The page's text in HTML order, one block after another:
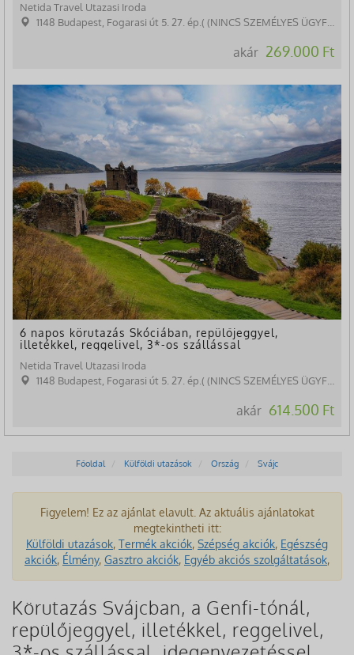
Netida Travel Utazasi Iroda
1148 Budapest, Fogarasi út 5. 27. ép.( (NINCS SZEMÉLYES ÜGYFÉLFOGADÁS)
akár 269.000 Ft
6 napos körutazás Skóciában, repülőjeggyel,
illetékkel, reggelivel, 3*-os szállással
Netida Travel Utazasi Iroda
1148 Budapest, Fogarasi út 5. 27. ép.( (NINCS SZEMÉLYES ÜGYFÉLFOGADÁS)
akár 614.500 Ft
Főoldal Külföldi utazások Ország Svájc
Figyelem! Ez az ajánlat elavult. Az aktuális ajánlatokat
megtekintheti itt:
Külföldi utazások, Termék akciók, Szépség akciók, Egészség
akciók, Élmény, Gasztro akciók, Egyéb akciós szolgáltatások,
Körutazás Svájcban, a Genfi-tónál,
repülőjeggyel, illetékkel, reggelivel,